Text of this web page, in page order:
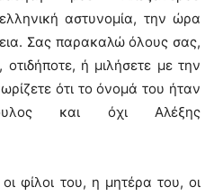
αστυνομία, την ώρα
Σας παρακαλώ όλους σας,
ή μιλήσετε με την
ότι το όνομά του ήταν
και όχι Αλέξης
φίλοι του, η μητέρα του, οι